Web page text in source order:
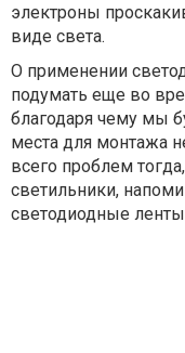
электроны
виде света.
О применении
подумать еще во
благодаря чему мы
места для монтажа
всего проблем
светильники,
светодиодные